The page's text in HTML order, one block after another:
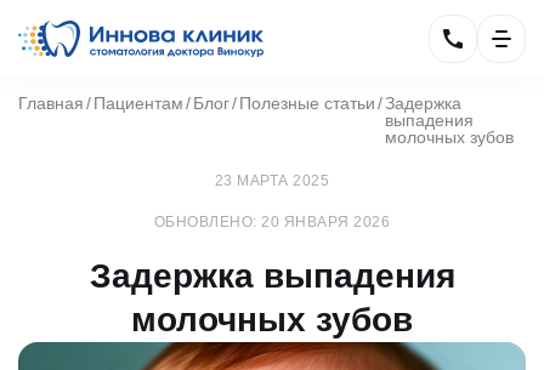
Главная Пациентам Блог Полезные статьи Задержка
выпадения
молочных зубов
23 МАРТА 2025
ОБНОВЛЕНО: 20 ЯНВАРЯ 2026
Задержка выпадения
молочных зубов